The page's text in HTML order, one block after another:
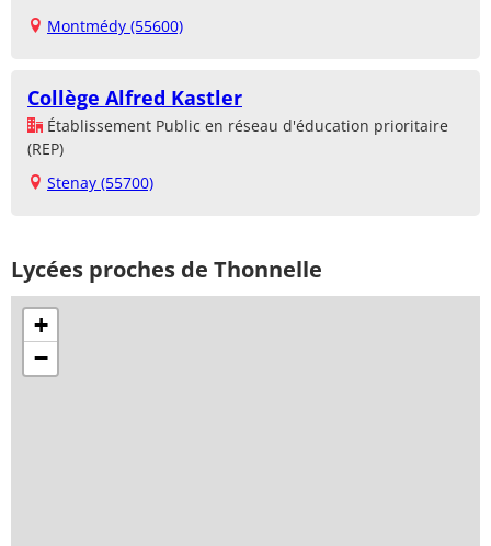
Montmédy (55600)
Collège Alfred Kastler
Établissement Public en réseau d'éducation prioritaire
(REP)
Stenay (55700)
Lycées proches de Thonnelle
+
−